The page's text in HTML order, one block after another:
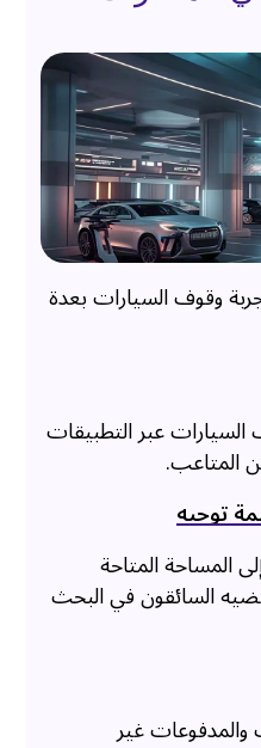
وقوف السيارات بعدة
عبر التطبيقات
المتاعب.
توجيه
المساحة المتاحة
السائقون في البحث
غير